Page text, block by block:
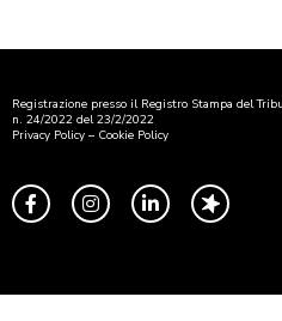
Registrazione presso il Registro Stampa del
n. 24/2022 del 23/2/2022
Privacy Policy – Cookie Policy